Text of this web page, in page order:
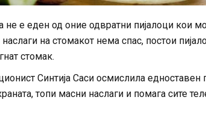
е еден од оние одвратни пијалоци кои
на стомакот нема спас, постои
стомак.
Синтија Саси осмислила едноставен
топи масни наслаги и помага сите